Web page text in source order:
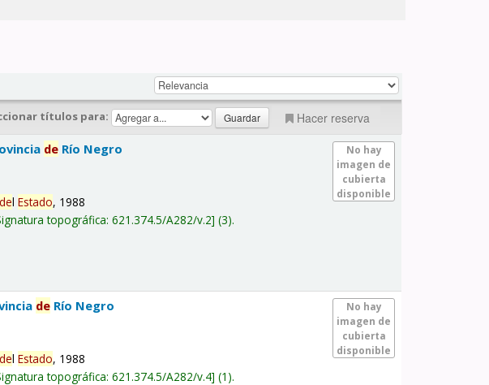
títulos para: Hacer reserva
No hay
imagen de
cubierta
disponible
de Río Negro
delEstado, 1988
topográfica:621.374.5/A282/v.2 (3).
No hay
imagen de
cubierta
disponible
de Río Negro
delEstado, 1988
topográfica:621.374.5/A282/v.4 (1).